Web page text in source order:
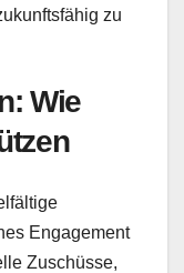
zu
Wie
Engagement
Zuschüsse,